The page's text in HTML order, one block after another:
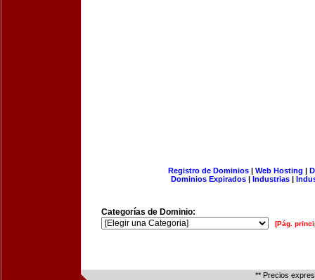
Registro de Dominios| Web Hosting |
Dominios Expirados | Industrias |
Categorías de Dominio:
[Pág.
** Precios